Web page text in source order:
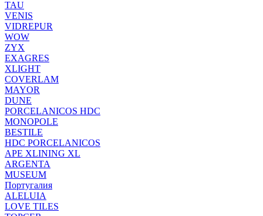
TAU
VENIS
VIDREPUR
WOW
ZYX
EXAGRES
XLIGHT
COVERLAM
MAYOR
DUNE
PORCELANICOS HDC
MONOPOLE
BESTILE
HDC PORCELANICOS
APE XLINING XL
ARGENTA
MUSEUM
Португалия
ALELUIA
LOVE TILES